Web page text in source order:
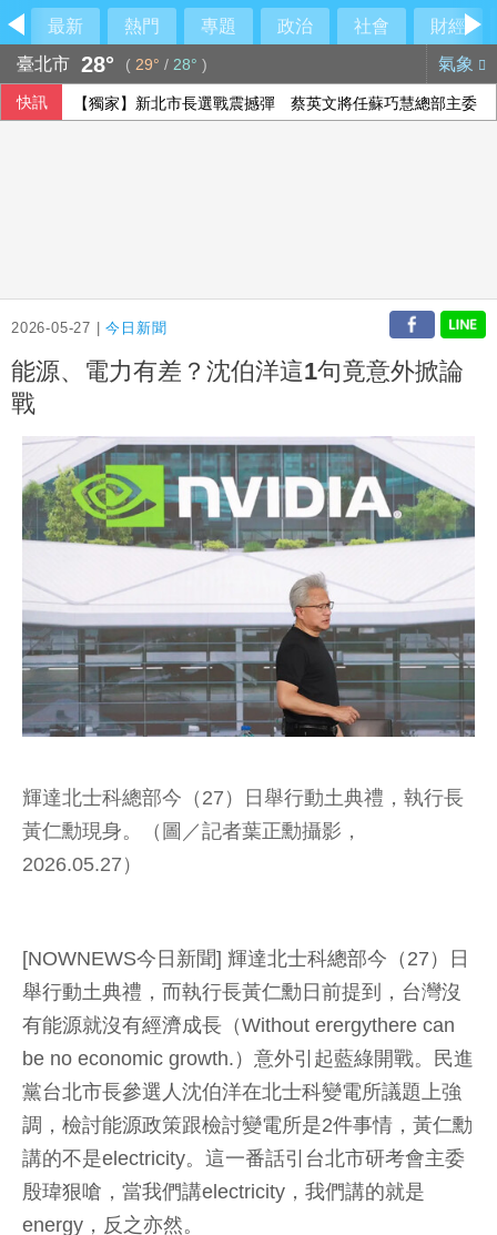
最新 熱門 專題 政治 社會
財經
臺北市 28° ( 29° / 28° ) 氣象
快訊 【獨家】新北市長選戰震撼彈 蔡英文將任蘇巧慧總部主委
2026-05-27 |今日新聞
能源、電力有差？沈伯洋這1句竟意外掀論
戰
輝達北士科總部今（27）日舉行動土典禮，執行長
黃仁勳現身。（圖／記者葉正勳攝影，
2026.05.27）
[NOWNEWS今日新聞] 輝達北士科總部今（27）日
舉行動土典禮，而執行長黃仁勳日前提到，台灣沒
有能源就沒有經濟成長（Without erergythere can
be no economic growth.）意外引起藍綠開戰。民進
黨台北市長參選人沈伯洋在北士科變電所議題上強
調，檢討能源政策跟檢討變電所是2件事情，黃仁勳
講的不是electricity。這一番話引台北市研考會主委
殷瑋狠嗆，當我們講electricity，我們講的就是
energy，反之亦然。